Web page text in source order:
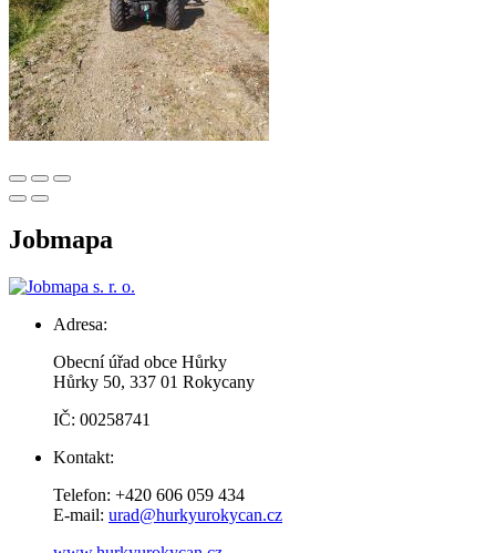
Jobmapa
Adresa:
Obecní úřad obce Hůrky
Hůrky 50, 337 01 Rokycany
IČ: 00258741
Kontakt:
Telefon: +420 606 059 434
E-mail: urad@hurkyurokycan.cz